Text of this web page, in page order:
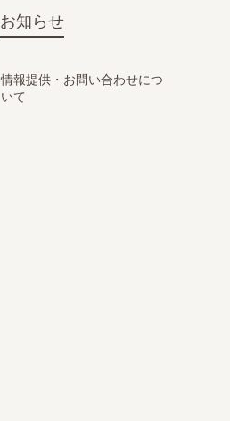
お知らせ
情報提供・お問い合わせにつ
いて